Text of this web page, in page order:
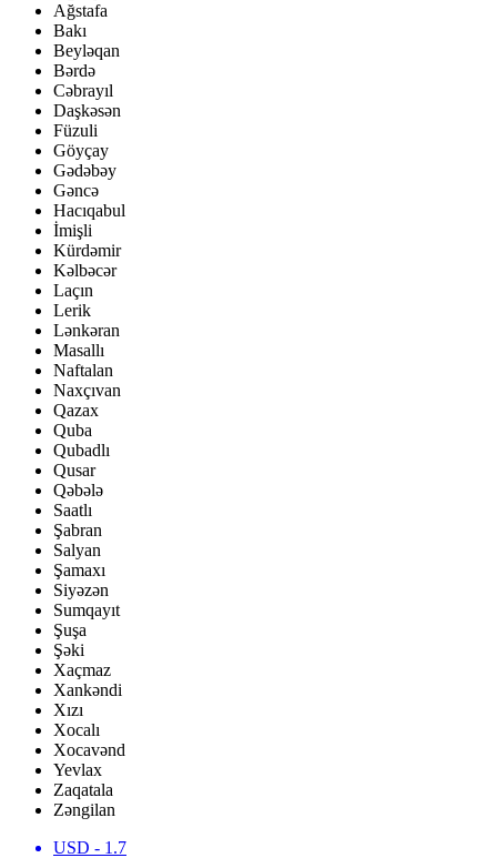
Ağstafa
Bakı
Beyləqan
Bərdə
Cəbrayıl
Daşkəsən
Füzuli
Göyçay
Gədəbəy
Gəncə
Hacıqabul
İmişli
Kürdəmir
Kəlbəcər
Laçın
Lerik
Lənkəran
Masallı
Naftalan
Naxçıvan
Qazax
Quba
Qubadlı
Qusar
Qəbələ
Saatlı
Şabran
Salyan
Şamaxı
Siyəzən
Sumqayıt
Şuşa
Şəki
Xaçmaz
Xankəndi
Xızı
Xocalı
Xocavənd
Yevlax
Zaqatala
Zəngilan
USD - 1.7